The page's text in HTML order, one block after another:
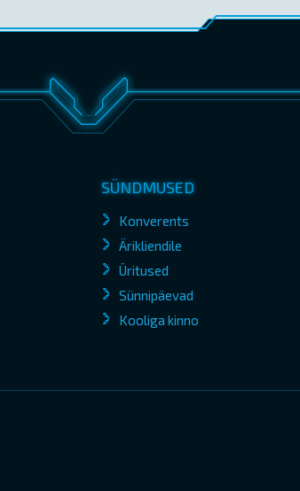
SÜNDMUSED
Konverents
Ärikliendile
Üritused
Sünnipäevad
Kooliga kinno